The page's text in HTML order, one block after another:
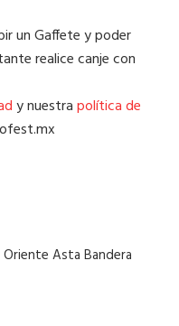
un Gaffete y poder
realice canje con
y nuestrapolítica de
Oriente Asta Bandera